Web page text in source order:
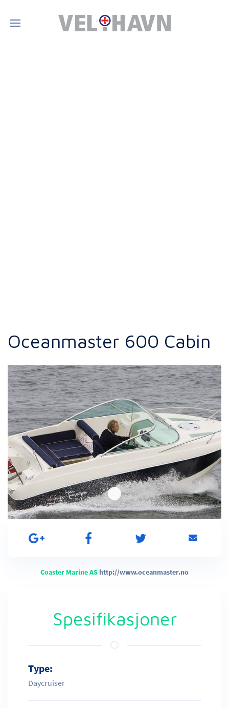
Oceanmaster 600 Cabin
Coaster Marine AS http://www.oceanmaster.no
Spesifikasjoner
Type:
Daycruiser